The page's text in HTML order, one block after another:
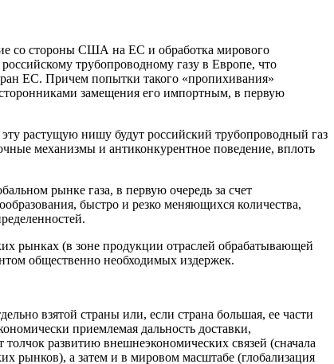
со стороны США на ЕС и обработка мирового
трубопроводному газу в Европе, что
ЕС. Причем попытки такого «пропихивания»
замещения его импортным, в первую
растущую нишу будут российский трубопроводный газ
механизмы и антиконкурентное поведение, вплоть
рынке газа, в первую очередь за счет
быстро и резко меняющихся количества,
рынках (в зоне продукции отраслей обрабатывающей
общественно необходимых издержек.
взятой страны или, если страна большая, ее части
приемлемая дальность доставки,
развитию внешнеэкономических связей (сначала
рынков), а затем и в мировом масштабе (глобализация